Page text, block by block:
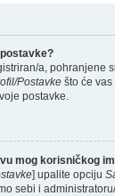
a, pohranjene
Postavke što će
postavke.
mog korisničkog
] upalite opciju
sebi i